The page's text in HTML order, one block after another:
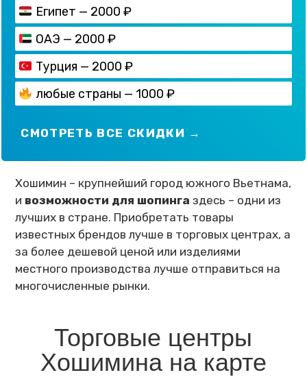
Египет — 2000 ₽
ОАЭ — 2000 ₽
Турция — 2000 ₽
любые страны — 1000 ₽
СМОТРЕТЬ ВСЕ СКИДКИ →
Хошимин – крупнейший город южного Вьетнама,
и возможности для шопинга здесь – одни из
лучших в стране. Приобретать товары
известных брендов лучше в торговых центрах, а
за более дешевой ценой или изделиями
местного производства лучше отправиться на
многочисленные рынки.
Торговые центры
Хошимина на карте